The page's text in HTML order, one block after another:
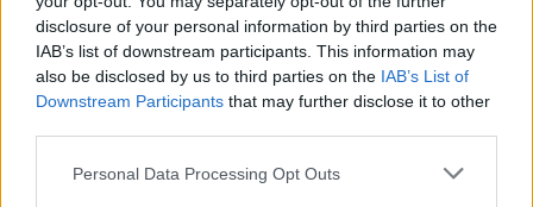
disclosure of your personal information by third parties on the
IAB’s list of downstream participants. This information may
also be disclosed by us to third parties on the IAB’s List of
Downstream Participants that may further disclose it to other
Personal Data Processing Opt Outs
della stazione spaziale Shenzhou-22, con a bordo gli astronauti
della Shenzhou-21 Zhang Lu, Wu Fei e Zhang Hongzhang, è
atterrata oggi presso il sito di atterraggio di Dongfeng, nella
regione autonoma settentrionale cinese della Mongolia Interna.
dichiarato la China Manned Space Agency, osservando che la